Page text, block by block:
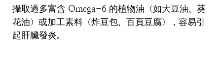
攝取過多富含 Omega-6 的植物油（如大豆油、葵
花油）或加工素料（炸豆包、百頁豆腐），容易引
起肝臟發炎。